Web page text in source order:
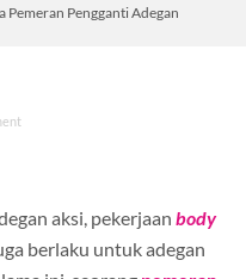
Pemeran Pengganti Adegan
aksi, pekerjaan body
berlaku untuk adegan